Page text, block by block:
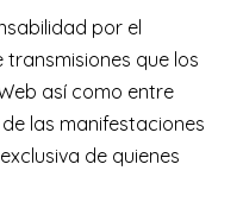
por el
que los
así como entre
las manifestaciones
de quienes